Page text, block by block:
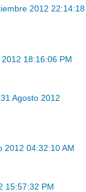
2012 22:14:18
18:16:06 PM
Agosto 2012
2012 04:32:10 AM
15:57:32 PM